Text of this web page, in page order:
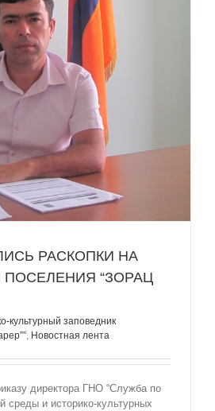
РАСКОПКИ НА
“ЗОРАЦ
культурный заповедник
, Новостная лента
директора ГНО “Служба по
среды и историко-культурных